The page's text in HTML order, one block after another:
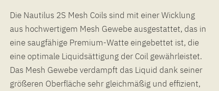
Die Nautilus 2S Mesh Coils sind mit einer Wicklung
aus hochwertigem Mesh Gewebe ausgestattet, das in
eine saugfähige Premium-Watte eingebettet ist, die
eine optimale Liquidsättigung der Coil gewährleistet.
Das Mesh Gewebe verdampft das Liquid dank seiner
größeren Oberfläche sehr gleichmäßig und effizient,